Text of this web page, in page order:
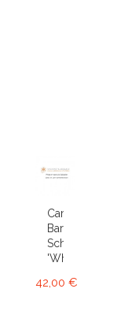
Cambria
Bartley
Schwartz
'White'...
42,00 €